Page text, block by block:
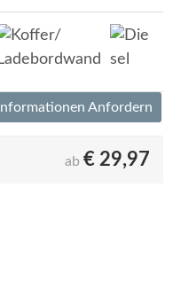
Informationen Anfordern
ab € 29,97